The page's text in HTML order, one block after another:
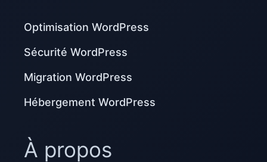
Optimisation WordPress
Sécurité WordPress
Migration WordPress
Hébergement WordPress
À propos